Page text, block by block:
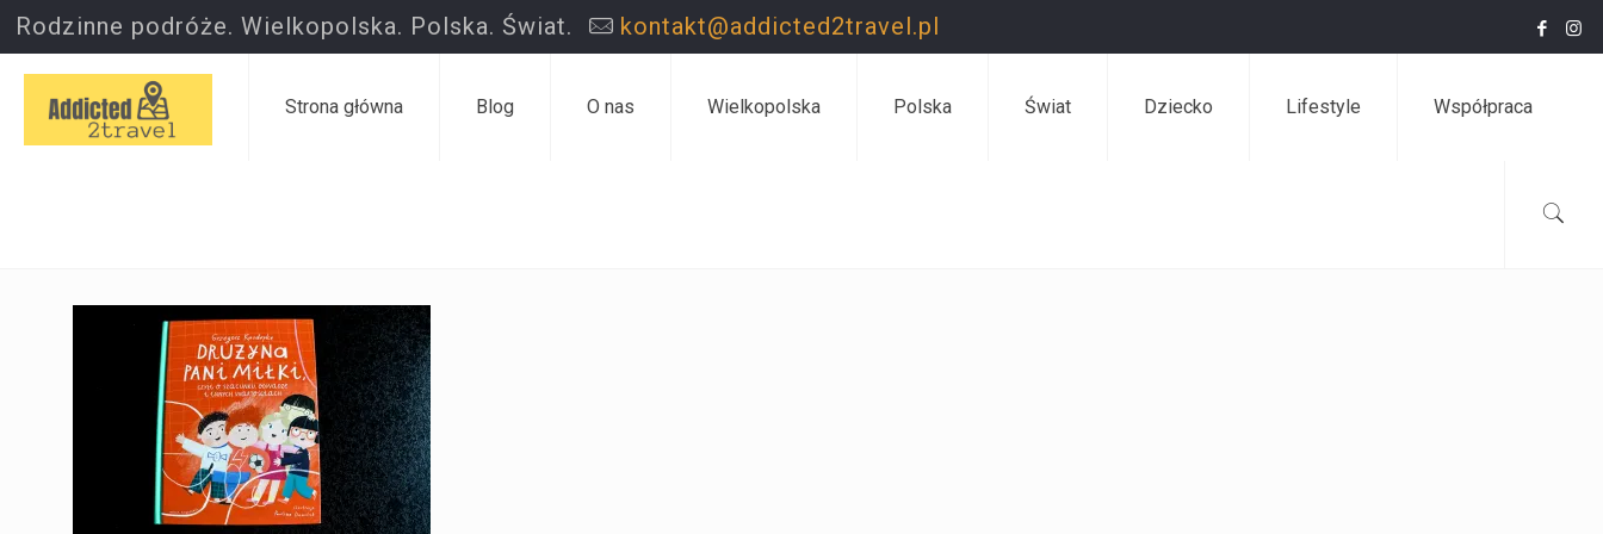
Rodzinne podróże. Wielkopolska. Polska. Świat. kontakt@addicted2travel.pl
Strona główna Blog O nas Wielkopolska Polska Świat Dziecko Lifestyle Współpraca